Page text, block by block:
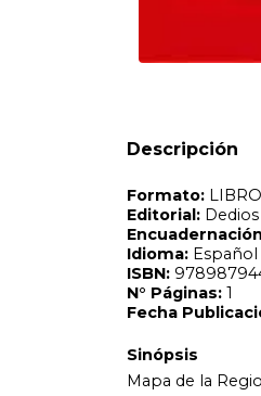
Descripción
Mapa de la Region
Fauna, parques